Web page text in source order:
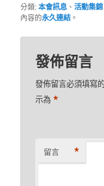
分類:本會訊息 、活動集錦
內容的永久連結。
發佈留言
發佈留言必須填寫
示為 *
留言 *